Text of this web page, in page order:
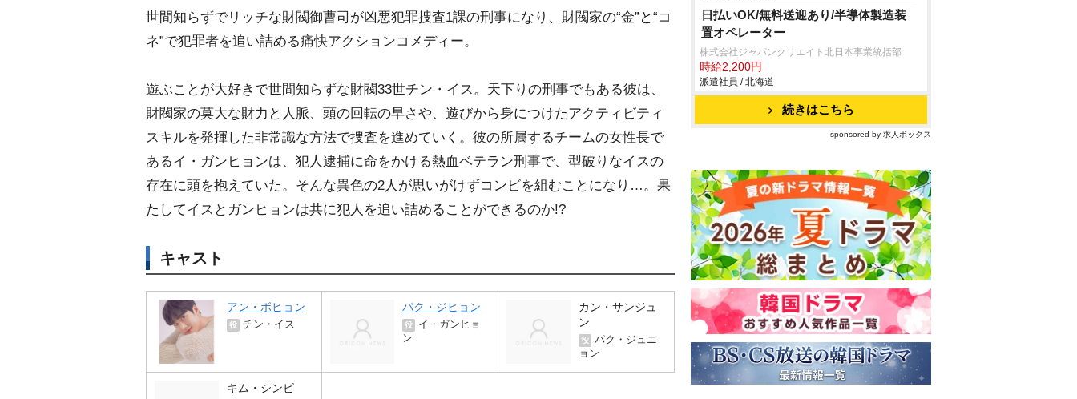
世間知らずでリッチな財閥御曹司が凶悪犯罪捜査1課の刑事になり、財閥家の“金”と“コ
ネ”で犯罪者を追い詰める痛快アクションコメディー。
遊ぶことが大好きで世間知らずな財閥33世チン・イス。天下りの刑事でもある彼は、
財閥家の莫大な財力と人脈、頭の回転の早さや、遊びから身につけたアクティビティ
スキルを発揮した非常識な方法で捜査を進めていく。彼の所属するチームの女性長で
あるイ・ガンヒョンは、犯人逮捕に命をかける熱血ベテラン刑事で、型破りなイスの
存在に頭を抱えていた。そんな異色の2人が思いがけずコンビを組むことになり…。果
たしてイスとガンヒョンは共に犯人を追い詰めることができるのか!?
キャスト
アン・ボヒョン
役 チン・イス
パク・ジヒョン
役
イ・ガンヒョ
ン
カン・サンジュ
ン
役
パク・ジュニ
ョン
キム・シンビ
日払いOK/無料送迎あり/半導体製造装
置オペレーター
株式会社ジャパンクリエイト北日本事業統括部
時給2,200円
派遣社員 / 北海道
続きはこちら
sponsored by 求人ボックス